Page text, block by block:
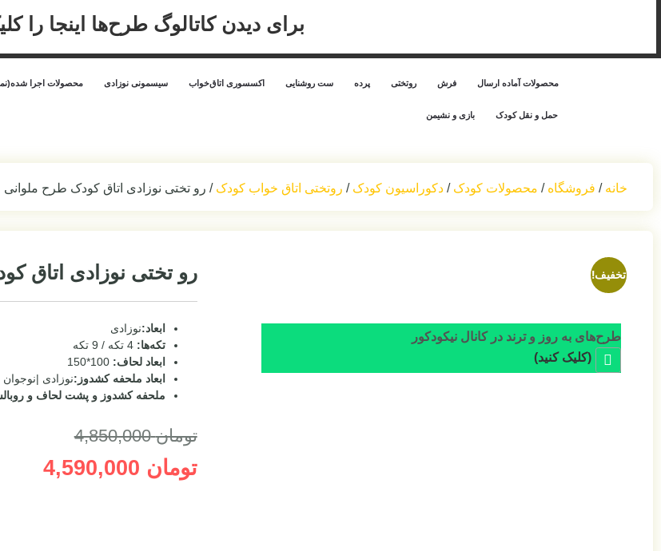
برای دیدن کاتالوگ طرح‌ها اینجا را
محصولات آماده ارسال فرش روتختی پرده ست روشنایی اکسسوری اتاق‌خواب سیسمونی نوزادی محصولات اجرا
حمل‌ و نقل کودک بازی و نشیمن
خانه / فروشگاه / محصولات کودک / دکوراسیون کودک / روتختی اتاق خواب کودک / رو تختی نوزادی اتاق کودک طرح ملوانی
تخفیف!
طرح‌های به روز و ترند در کانال نیکودکور
(کلیک کنید)
رو تختی نوزادی اتاق
ابعاد:نوزادی
تکه‌ها:4 تکه / 9 تکه
ابعاد لحاف:100*150
ابعاد ملحفه کشدوز:نوزادی |نوجوان
ملحفه کشدوز و پشت لحاف و
تومان4,850,000
تومان